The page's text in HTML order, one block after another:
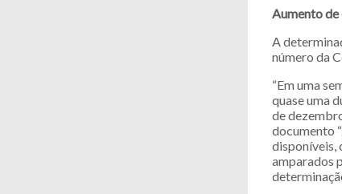
Aumento
A
número da
“Em uma
quase uma
de
documento
disponíveis,
amparados